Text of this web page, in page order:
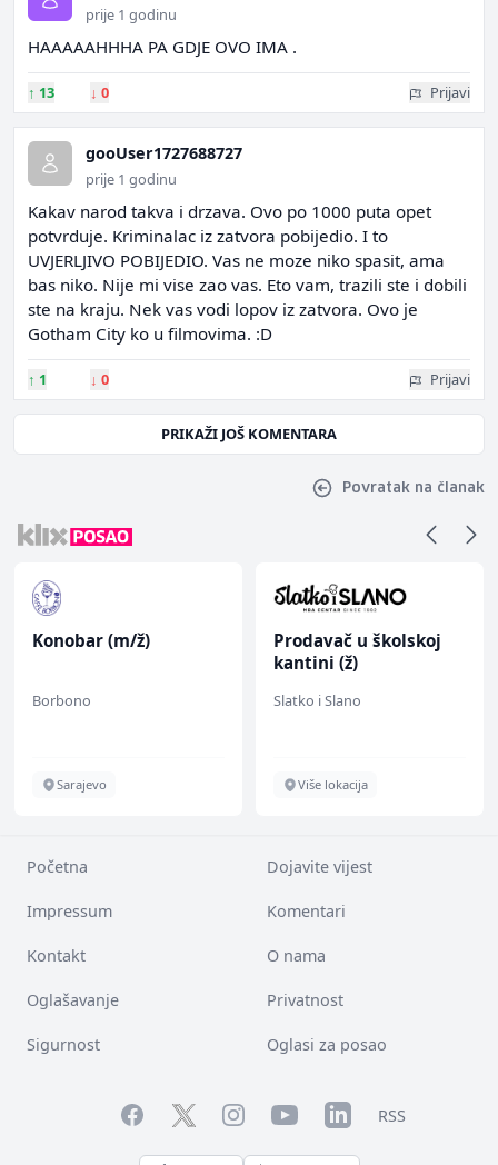
prije 1 godinu
HAAAAAHHHA PA GDJE OVO IMA .
↑ 13 ↓ 0 Prijavi
gooUser1727688727
prije 1 godinu
Kakav narod takva i drzava. Ovo po 1000 puta opet
potvrduje. Kriminalac iz zatvora pobijedio. I to
UVJERLJIVO POBIJEDIO. Vas ne moze niko spasit, ama
bas niko. Nije mi vise zao vas. Eto vam, trazili ste i dobili
ste na kraju. Nek vas vodi lopov iz zatvora. Ovo je
Gotham City ko u filmovima. :D
↑ 1 ↓ 0 Prijavi
PRIKAŽI JOŠ KOMENTARA
Povratak na članak
Konobar (m/ž)
Borbono
Sarajevo
Prodavač u školskoj
kantini (ž)
Slatko i Slano
Više lokacija
Početna Dojavite vijest
Impressum Komentari
Kontakt O nama
Oglašavanje Privatnost
Sigurnost Oglasi za posao
FacebookTwitterInstagramYouTubeLinkedInRSS